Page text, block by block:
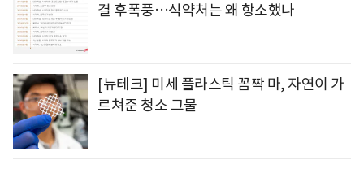
결 후폭풍…식약처는 왜 항소했나
[뉴테크] 미세 플라스틱 꼼짝 마, 자연이 가
르쳐준 청소 그물